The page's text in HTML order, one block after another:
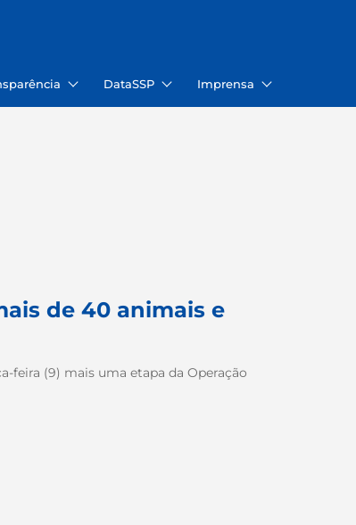
DataSSP Imprensa
de 40 animais e
feira (9) mais uma etapa da Operação